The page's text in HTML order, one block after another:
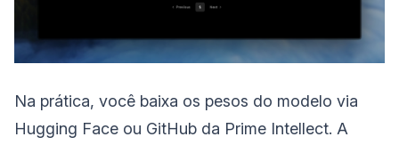
Na prática, você baixa os pesos do modelo via
Hugging Face ou GitHub da Prime Intellect. A